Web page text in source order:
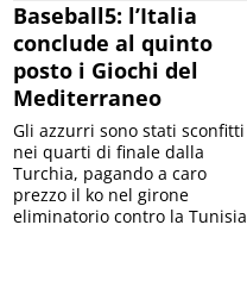
Baseball5: l’Italia
conclude al quinto
posto i Giochi del
Mediterraneo
Gli azzurri sono stati sconfitti
nei quarti di finale dalla
Turchia, pagando a caro
prezzo il ko nel girone
eliminatorio contro la Tunisia